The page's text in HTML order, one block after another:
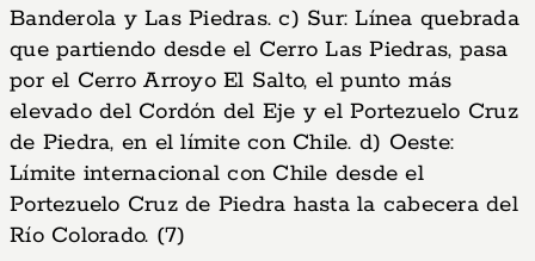
Banderola y Las Piedras. c) Sur: Línea quebrada
que partiendo desde el Cerro Las Piedras, pasa
por el Cerro Arroyo El Salto, el punto más
elevado del Cordón del Eje y el Portezuelo Cruz
de Piedra, en el límite con Chile. d) Oeste:
Límite internacional con Chile desde el
Portezuelo Cruz de Piedra hasta la cabecera del
Río Colorado. (7)